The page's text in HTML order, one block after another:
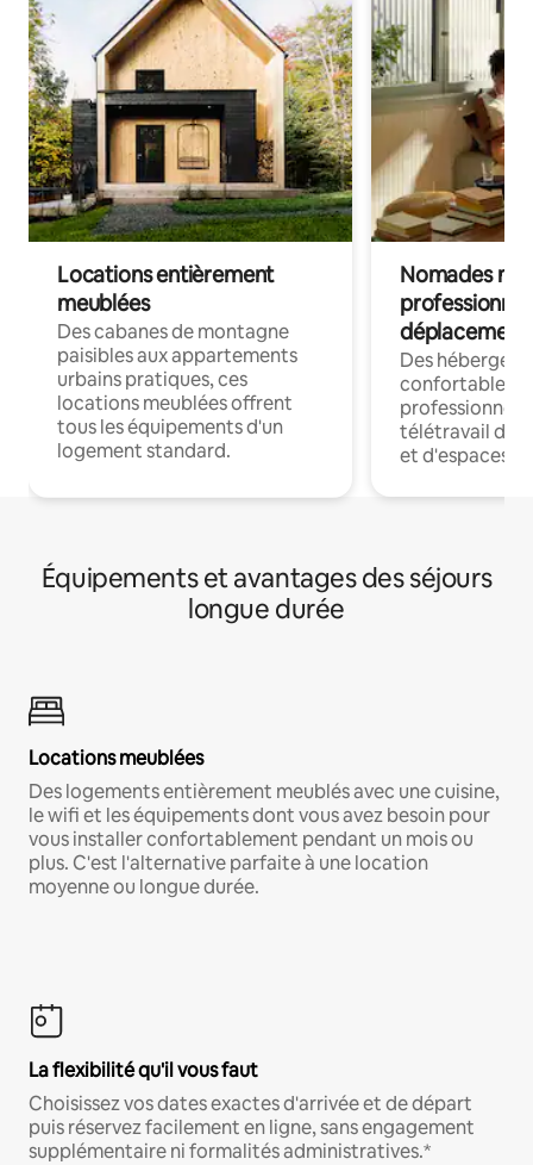
Locations entièrement
meublées
Des cabanes de montagne
paisibles aux appartements
urbains pratiques, ces
locations meublées offrent
tous les équipements d'un
logement standard.
Nomades
déplacement
Des
confortables
professionnels
télétravail
et d'espaces
Équipements et avantages des séjours
longue durée
Locations meublées
Des logements entièrement meublés avec une cuisine,
le wifi et les équipements dont vous avez besoin pour
vous installer confortablement pendant un mois ou
plus. C'est l'alternative parfaite à une location
moyenne ou longue durée.
La flexibilité qu'il vous faut
Choisissez vos dates exactes d'arrivée et de départ
puis réservez facilement en ligne, sans engagement
supplémentaire ni formalités administratives.*